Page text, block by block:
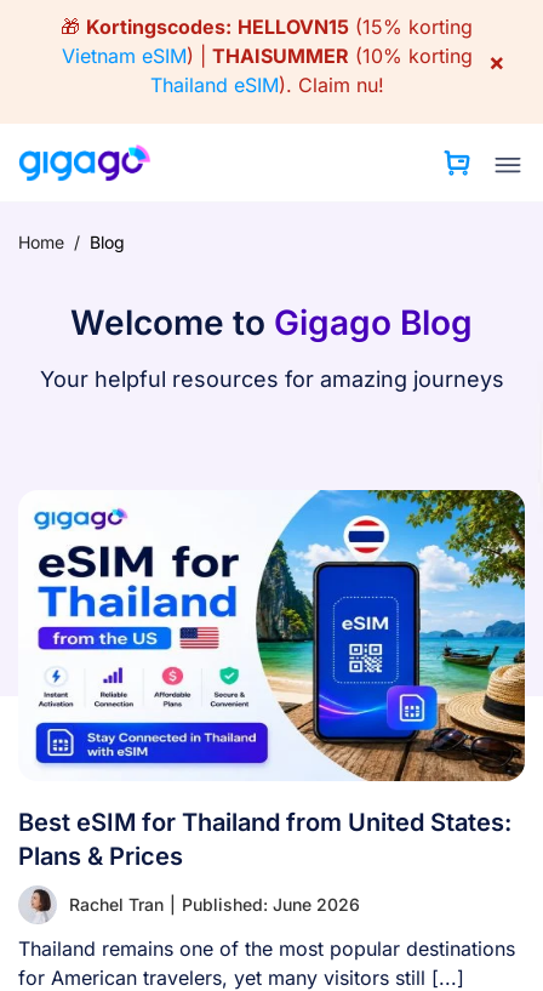
🎁 Kortingscodes: HELLOVN15 (15% korting
Vietnam eSIM) | THAISUMMER (10% korting
Thailand eSIM). Claim nu!
×
Home / Blog
Welcome to Gigago Blog
Your helpful resources for amazing journeys
Best eSIM for Thailand from United States:
Plans & Prices
Rachel Tran Published: June 2026
Thailand remains one of the most popular destinations
for American travelers, yet many visitors still [...]